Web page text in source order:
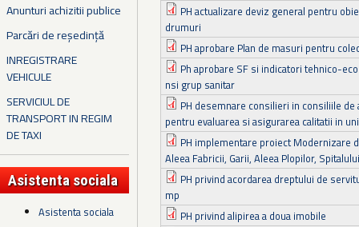
Anunturi achizitii publice
Parcări de reședință
INREGISTRARE
VEHICULE
SERVICIUL DE
TRANSPORT IN REGIM
DE TAXI
Asistenta sociala
Asistenta sociala
PH actualizare deviz general pentru
drumuri
PH aprobare Plan de masuri pentru
Ph aprobare SF si indicatori tehnico-
nsi grup sanitar
PH desemnare consilieri in consiliile
pentru evaluarea si asigurarea calitatii in
PH implementare proiect Modernizare
Aleea Fabricii, Garii, Aleea Plopilor,
PH privind acordarea dreptului de
mp
PH privind alipirea a doua imobile